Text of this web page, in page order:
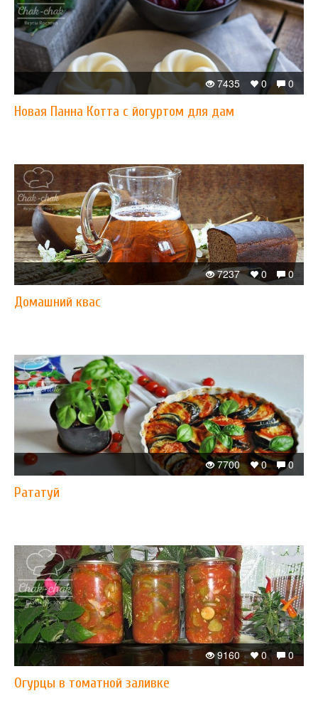
0
0
7435
Новая Панна Котта с йогуртом для дам
0
0
7237
Домашний квас
0
0
7700
​Рататуй
0
0
9160
Огурцы в томатной заливке